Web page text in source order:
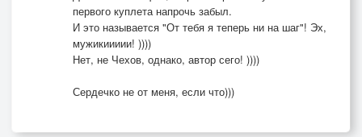
Кто немного озяб, *
В вальсе кружитесь!
Завтра же снова к станку
С танка к родному станку
первого куплета напрочь забыл.
И это называется "От тебя я теперь ни на шаг"! Эх,
мужикиииии! ))))
Нет, не Чехов, однако, автор сего! ))))
Сердечко не от меня, если что)))